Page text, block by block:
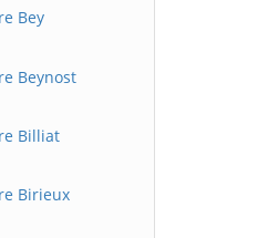
Bey
Beynost
Billiat
Birieux